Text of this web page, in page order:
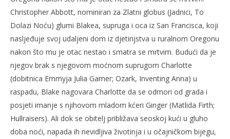
Christopher Abbott, nominiran za Zlatni globus (Jadnici, To
Dolazi Noću) glumi Blakea, supruga i oca iz San Francisca, koji
nasljeđuje svoj udaljeni dom iz djetinjstva u ruralnom Oregonu
nakon što mu je otac nestao i smatra se mrtvim. Budući da je
njegov brak s njegovom moćnom suprugom Charlotte
(dobitnica Emmyja Julia Garner; Ozark, Inventing Anna) u
raspadu, Blake nagovara Charlotte da se odmori od grada i
posjeti imanje s njihovom mladom kćeri Ginger (Matlida Firth;
Hullraisers). Ali dok se obitelj približava seoskoj kući u gluho
doba noći, napada ih nevidljiva životinja i u očajničkom bijegu,